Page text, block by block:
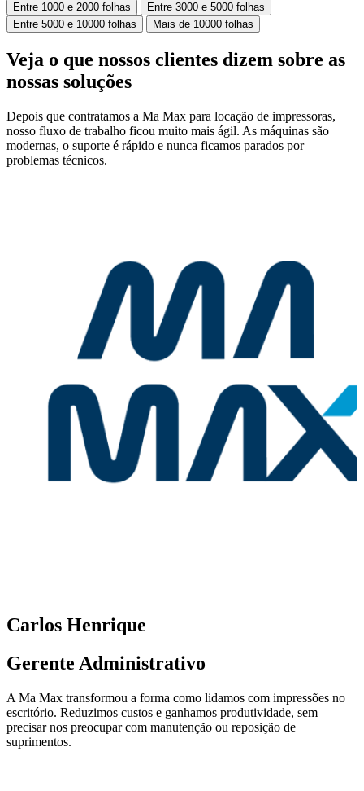
Entre 1000 e 2000 folhas
Entre 3000 e 5000 folhas
Entre 5000 e 10000 folhas
Mais de 10000 folhas
Veja o que nossos clientes dizem sobre as
nossas soluções
Depois que contratamos a Ma Max para locação de impressoras,
nosso fluxo de trabalho ficou muito mais ágil. As máquinas são
modernas, o suporte é rápido e nunca ficamos parados por
problemas técnicos.
Carlos Henrique
Gerente Administrativo
A Ma Max transformou a forma como lidamos com impressões no
escritório. Reduzimos custos e ganhamos produtividade, sem
precisar nos preocupar com manutenção ou reposição de
suprimentos.